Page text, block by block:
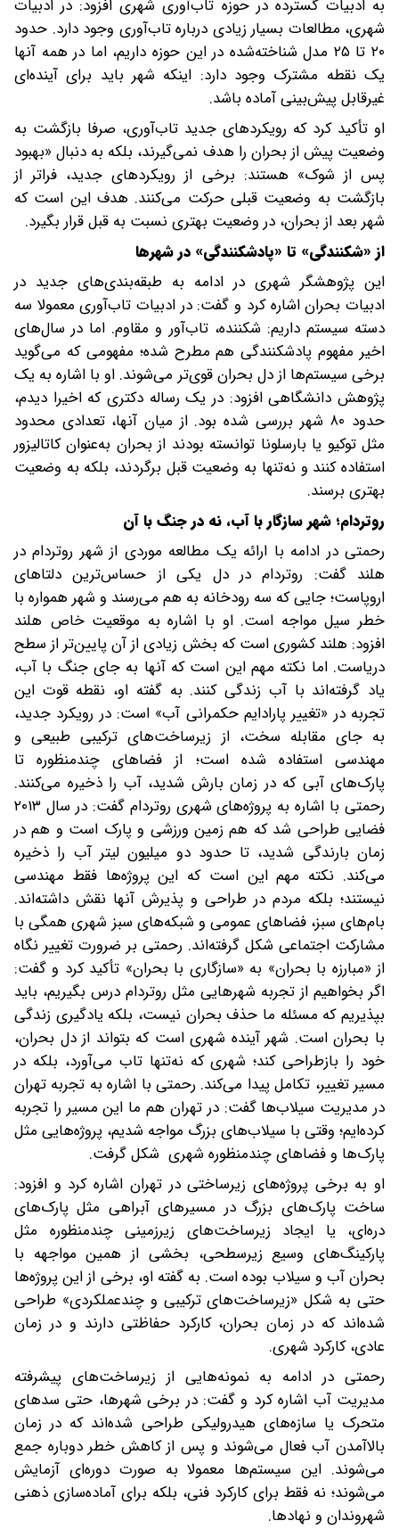
به ادبیات گسترده در حوزه تاب‌آوری شهری افزود: در ادبیات
شهری، مطالعات بسیار زیادی درباره تاب‌آوری وجود دارد. حدود
۲۰ تا ۲۵ مدل شناخته‌شده در این حوزه داریم، اما در همه آنها
یک نقطه مشترک وجود دارد: اینکه شهر باید برای آینده‌ای
غیرقابل پیش‌بینی آماده باشد.
او تأکید کرد که رویکردهای جدید تاب‌آوری، صرفا بازگشت به
وضعیت پیش از بحران را هدف نمی‌گیرند، بلکه به دنبال «بهبود
پس از شوک» هستند: برخی از رویکردهای جدید، فراتر از
بازگشت به وضعیت قبلی حرکت می‌کنند. هدف این است که
شهر بعد از بحران، در وضعیت بهتری نسبت به قبل قرار بگیرد.
‌از «شکنندگی» تا «پادشکنندگی» در شهرها
این پژوهشگر شهری در ادامه به طبقه‌بندی‌های جدید در
ادبیات بحران اشاره کرد و گفت: در ادبیات تاب‌آوری معمولا سه
دسته سیستم داریم: شکننده، تاب‌آور و مقاوم. اما در سال‌های
اخیر مفهوم پادشکنندگی هم مطرح شده؛ مفهومی که می‌گوید
برخی سیستم‌ها از دل بحران قوی‌تر می‌شوند. او با اشاره به یک
پژوهش دانشگاهی افزود: در یک رساله دکتری که اخیرا دیدم،
حدود ۸۰ شهر بررسی شده بود. از میان آنها، تعدادی محدود
مثل توکیو یا بارسلونا توانسته بودند از بحران به‌عنوان کاتالیزور
استفاده کنند و نه‌تنها به وضعیت قبل برگردند، بلکه به وضعیت
بهتری برسند.
‌روتردام؛ شهر سازگار با آب، نه در جنگ با آن
رحمتی در ادامه با ارائه یک مطالعه موردی از شهر روتردام در
هلند گفت: روتردام در دل یکی از حساس‌ترین دلتاهای
اروپاست؛ جایی که سه رودخانه به هم می‌رسند و شهر همواره با
خطر سیل مواجه است. او با اشاره به موقعیت خاص هلند
افزود: هلند کشوری است که بخش زیادی از آن پایین‌تر از سطح
دریاست. اما نکته مهم این است که آنها به جای جنگ با آب،
یاد گرفته‌اند با آب زندگی کنند. به گفته او، نقطه قوت این
تجربه در «تغییر پارادایم حکمرانی آب» است: در رویکرد جدید،
به جای مقابله سخت، از زیرساخت‌های ترکیبی طبیعی و
مهندسی استفاده شده است؛ از فضاهای چندمنظوره تا
پارک‌های آبی که در زمان بارش شدید، آب را ذخیره می‌کنند.
رحمتی با اشاره به پروژه‌های شهری روتردام گفت: در سال ۲۰۱۳
فضایی طراحی شد که هم زمین ورزشی و پارک است و هم در
زمان بارندگی شدید، تا حدود دو میلیون لیتر آب را ذخیره
می‌کند. نکته مهم این است که این پروژه‌ها فقط مهندسی
نیستند؛ بلکه مردم در طراحی و پذیرش آنها نقش داشته‌اند.
بام‌های سبز، فضاهای عمومی و شبکه‌های سبز شهری همگی با
مشارکت اجتماعی شکل گرفته‌اند. رحمتی بر ضرورت تغییر نگاه
از «مبارزه با بحران» به «سازگاری با بحران» تأکید کرد و گفت:
اگر بخواهیم از تجربه شهرهایی مثل روتردام درس بگیریم، باید
بپذیریم که مسئله ما حذف بحران نیست، بلکه یادگیری زندگی
با بحران است. شهر آینده شهری است که بتواند از دل بحران،
خود را بازطراحی کند؛ شهری که نه‌تنها تاب می‌آورد، بلکه در
مسیر تغییر، تکامل پیدا می‌کند. رحمتی با اشاره به تجربه تهران
در مدیریت سیلاب‌ها گفت: در تهران هم ما این مسیر را تجربه
کرده‌ایم؛ وقتی با سیلاب‌های بزرگ مواجه شدیم، پروژه‌هایی مثل
پارک‌ها و فضاهای چندمنظوره شهری شکل گرفت.
او به برخی پروژه‌های زیرساختی در تهران اشاره کرد و افزود:
ساخت پارک‌های بزرگ در مسیرهای آبراهی مثل پارک‌های
دره‌ای، یا ایجاد زیرساخت‌های زیرزمینی چندمنظوره مثل
پارکینگ‌های وسیع زیرسطحی، بخشی از همین مواجهه با
بحران آب و سیلاب بوده است. به گفته او، برخی از این پروژه‌ها
حتی به شکل «زیرساخت‌های ترکیبی و چندعملکردی» طراحی
شده‌اند که در زمان بحران، کارکرد حفاظتی دارند و در زمان
عادی، کارکرد شهری.
رحمتی در ادامه به نمونه‌هایی از زیرساخت‌های پیشرفته
مدیریت آب اشاره کرد و گفت: در برخی شهرها، حتی سدهای
متحرک یا سازه‌های هیدرولیکی طراحی شده‌اند که در زمان
بالاآمدن آب فعال می‌شوند و پس از کاهش خطر دوباره جمع
می‌شوند. این سیستم‌ها معمولا به‌ صورت دوره‌ای آزمایش
می‌شوند؛ نه فقط برای کارکرد فنی، بلکه برای آماده‌سازی ذهنی
شهروندان و نهادها.